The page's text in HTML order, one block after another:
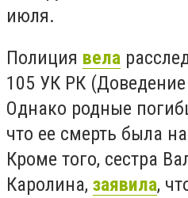
июля.
Полиция вела
105 УК РК
Однако родные
что ее смерть была
Кроме того, сестра
Каролина, заявила,